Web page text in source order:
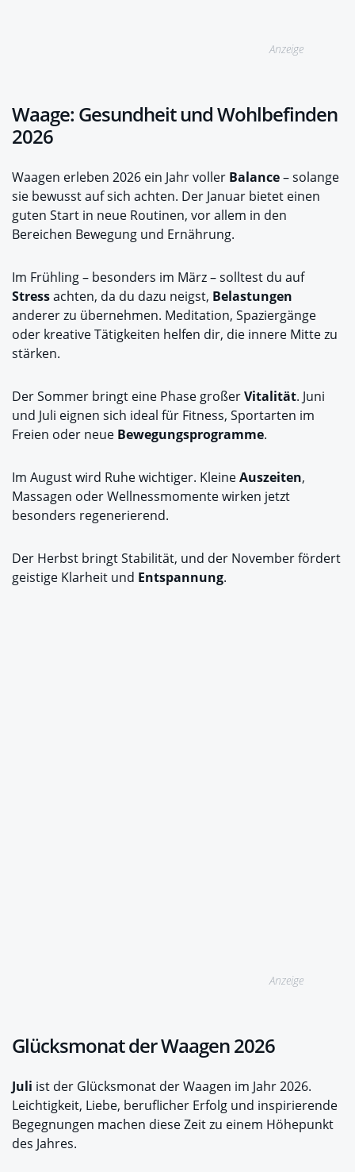
Anzeige
Waage: Gesundheit und Wohlbefinden
2026
Waagen erleben 2026 ein Jahr voller Balance– solange
sie bewusst auf sich achten. Der Januar bietet einen
guten Start in neue Routinen, vor allem in den
Bereichen Bewegung und Ernährung.
Im Frühling – besonders im März – solltest du auf
Stressachten, da du dazu neigst, Belastungen
anderer zu übernehmen. Meditation, Spaziergänge
oder kreative Tätigkeiten helfen dir, die innere Mitte zu
stärken.
Der Sommer bringt eine Phase großerVitalität. Juni
und Juli eignen sich ideal für Fitness, Sportarten im
Freien oder neue Bewegungsprogramme.
Im August wird Ruhe wichtiger. KleineAuszeiten,
Massagen oder Wellnessmomente wirken jetzt
besonders regenerierend.
Der Herbst bringt Stabilität, und der November fördert
geistige Klarheit und Entspannung.
Anzeige
Glücksmonat der Waagen 2026
Juli ist der Glücksmonat der Waagen im Jahr 2026.
Leichtigkeit, Liebe, beruflicher Erfolg und inspirierende
Begegnungen machen diese Zeit zu einem Höhepunkt
des Jahres.